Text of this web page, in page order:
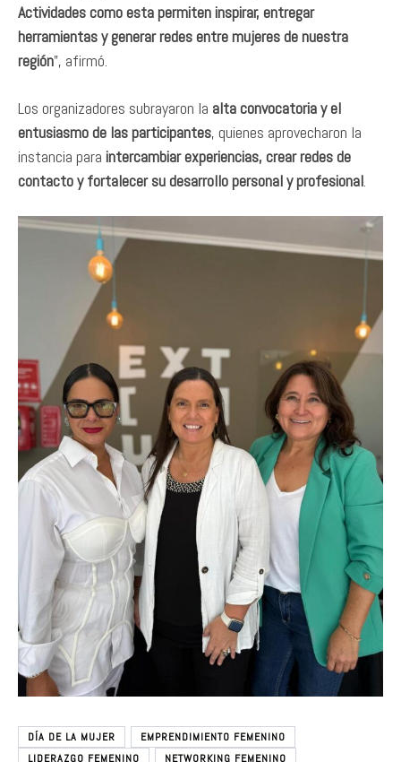
Actividades como esta permiten inspirar, entregar
herramientas y generar redes entre mujeres de nuestra
región”, afirmó.
Los organizadores subrayaron la alta convocatoria y el
entusiasmo de las participantes, quienes aprovecharon la
instancia para intercambiar experiencias, crear redes de
contacto y fortalecer su desarrollo personal y profesional.
DÍA DE LA MUJER
EMPRENDIMIENTO FEMENINO
LIDERAZGO FEMENINO
NETWORKING FEMENINO